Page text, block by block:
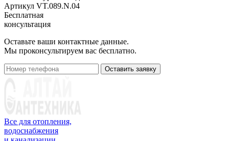
Артикул VT.089.N.04
Бесплатная
консультация
Оставьте ваши контактные данные.
Мы проконсультируем вас бесплатно.
Оставить заявку
Все для отопления,
водоснабжения